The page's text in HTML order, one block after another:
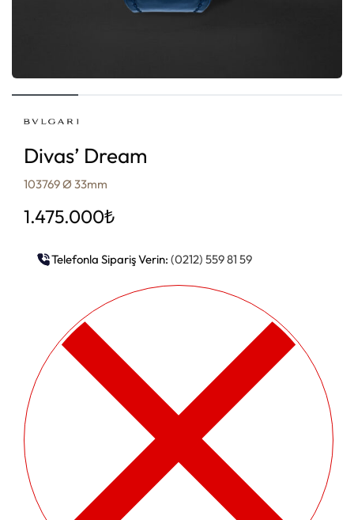
Divas’ Dream
103769 Ø 33mm
1.475.000₺
Telefonla Sipariş Verin: (0212) 559 81 59